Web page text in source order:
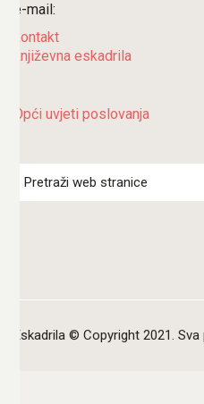
e-mail:
kontakt
književna eskadrila
Opći uvjeti poslovanja
for:
Eskadrila © Copyright 2021. Sva